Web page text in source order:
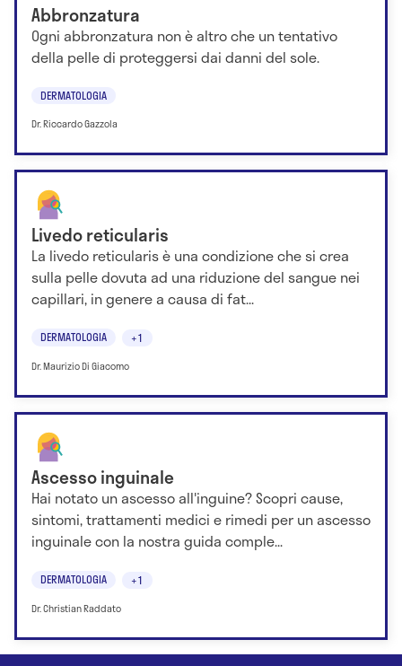
Abbronzatura
Ogni abbronzatura non è altro che un tentativo
della pelle di proteggersi dai danni del sole.
DERMATOLOGIA
Dr. Riccardo Gazzola
Livedo reticularis
La livedo reticularis è una condizione che si crea
sulla pelle dovuta ad una riduzione del sangue nei
capillari, in genere a causa di fat...
DERMATOLOGIA +1
Dr. Maurizio Di Giacomo
Ascesso inguinale
Hai notato un ascesso all'inguine? Scopri cause,
sintomi, trattamenti medici e rimedi per un ascesso
inguinale con la nostra guida comple...
DERMATOLOGIA +1
Dr. Christian Raddato